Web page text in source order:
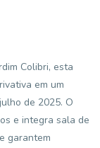
Colibri, esta
em um
de 2025. O
e integra sala de
garantem